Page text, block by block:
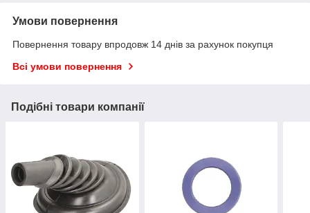
Умови повернення
Повернення товару впродовж 14 днів за рахунок покупця
Всі умови повернення
Подібні товари компанії